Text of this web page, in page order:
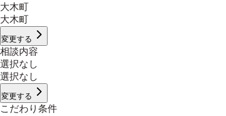
大木町
大木町
変更する
相談内容
選択なし
選択なし
変更する
こだわり条件